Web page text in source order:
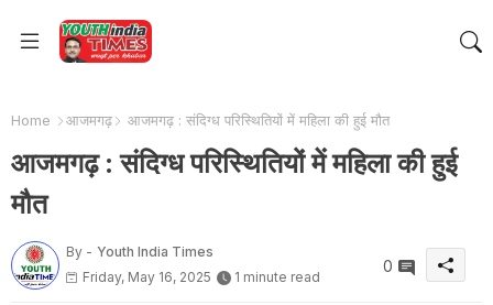
Home आजमगढ़ आजमगढ़ : संदिग्ध परिस्थितियों में महिला की हुई मौत
आजमगढ़ : संदिग्ध परिस्थितियों में महिला की हुई
मौत
By - Youth India Times
Friday, May 16, 2025
1 minute read
0